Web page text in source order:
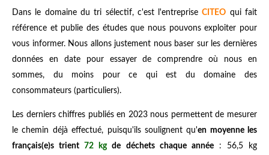
Dans le domaine du tri sélectif, c'est l'entrepriseCITEO qui fait
référence et publie des études que nous pouvons exploiter pour
vous informer. Nous allons justement nous baser sur les dernières
données en date pour essayer de comprendre où nous en
sommes, du moins pour ce qui est du domaine des
consommateurs (particuliers).
Les derniers chiffres publiés en 2023 nous permettent de mesurer
le chemin déjà effectué, puisqu'ils soulignent qu'en moyenne les
français(e)s trient 72 kgde déchets chaque année: 56,5 kg